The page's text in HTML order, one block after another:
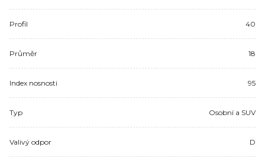
Profil 40
Průměr 18
Index nosnosti 95
Typ Osobní a SUV
Valivý odpor D